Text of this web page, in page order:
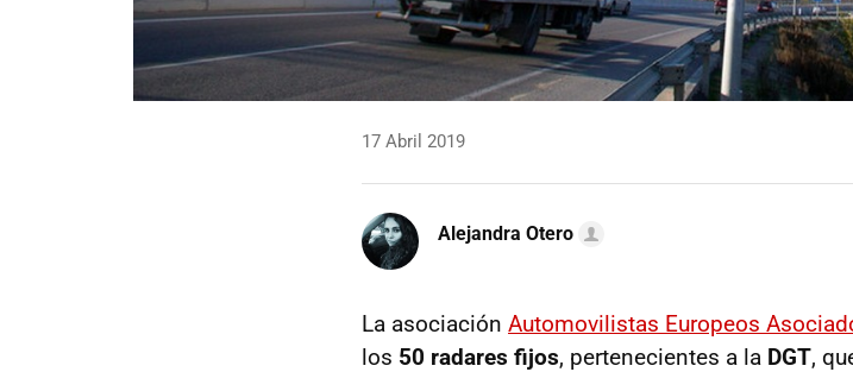
17 Abril 2019
Alejandra Otero
La asociación Automovilistas Europeos
los 50 radares fijos, pertenecientes a la DGT,